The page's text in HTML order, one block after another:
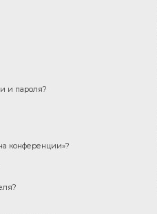
и пароля?
конференции»?